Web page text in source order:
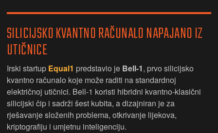
SILICIJSKO KVANTNO RAČUNALO NAPAJANO IZ
UTIČNICE
Irski startup Equal1 predstavio je Bell-1, prvo silicijsko
kvantno računalo koje može raditi na standardnoj
električnoj utičnici. Bell-1 koristi hibridni kvantno-klasični
silicijski čip i sadrži šest kubita, a dizajniran je za
rješavanje složenih problema, otkrivanje lijekova,
kriptografiju i umjetnu inteligenciju.